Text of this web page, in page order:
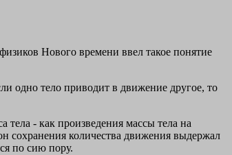
Нового времени ввел такое понятие
одно тело приводит в движение другое, то
- как произведения массы тела на
сохранения количества движения выдержал
по сию пору.